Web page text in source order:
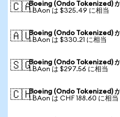
🇨🇦Boeing (Ondo Tokenized)
1 BAon は $325.49 に相当
🇦🇺Boeing (Ondo Tokenized)
1 BAon は $330.21 に相当
🇸🇬Boeing (Ondo Tokenized)
1 BAon は $297.56 に相当
🇨🇭Boeing (Ondo Tokenized)
1 BAon は CHF 188.60 に相当